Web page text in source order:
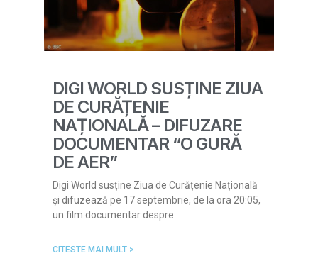
DIGI WORLD SUSȚINE ZIUA
DE CURĂȚENIE
NAȚIONALĂ – DIFUZARE
DOCUMENTAR “O GURĂ
DE AER”
Digi World susține Ziua de Curățenie Națională
și difuzează pe 17 septembrie, de la ora 20:05,
un film documentar despre
CITESTE MAI MULT >